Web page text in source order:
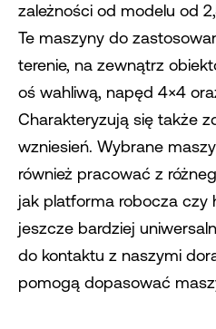
zależności od modelu od
Te maszyny do
terenie, na zewnątrz
oś wahliwą, napęd 4×4
Charakteryzują się także
wzniesień. Wybrane
również pracować z
jak platforma robocza czy
jeszcze bardziej
do kontaktu z naszymi
pomogą dopasować